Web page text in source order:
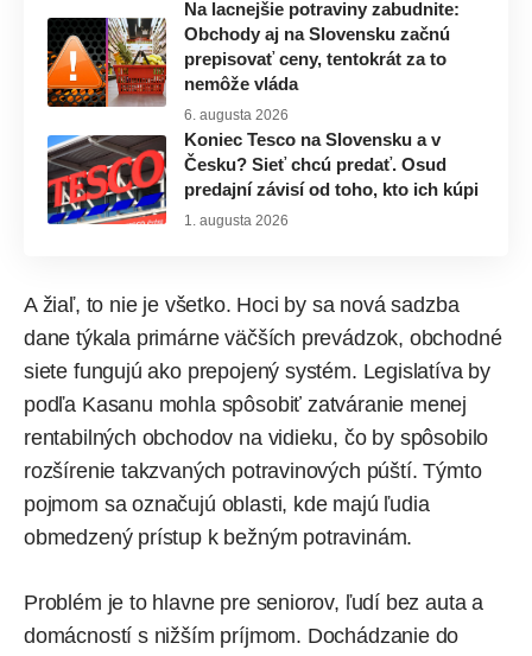
Na lacnejšie potraviny zabudnite:
Obchody aj na Slovensku začnú
prepisovať ceny, tentokrát za to
nemôže vláda
6. augusta 2026
Koniec Tesco na Slovensku a v
Česku? Sieť chcú predať. Osud
predajní závisí od toho, kto ich kúpi
1. augusta 2026
A žiaľ, to nie je všetko. Hoci by sa nová sadzba
dane týkala primárne väčších prevádzok, obchodné
siete fungujú ako prepojený systém. Legislatíva by
podľa Kasanu mohla spôsobiť zatváranie menej
rentabilných obchodov na vidieku, čo by spôsobilo
rozšírenie takzvaných potravinových púští. Týmto
pojmom sa označujú oblasti, kde majú ľudia
obmedzený prístup k bežným potravinám.
Problém je to hlavne pre seniorov, ľudí bez auta a
domácností s nižším príjmom. Dochádzanie do